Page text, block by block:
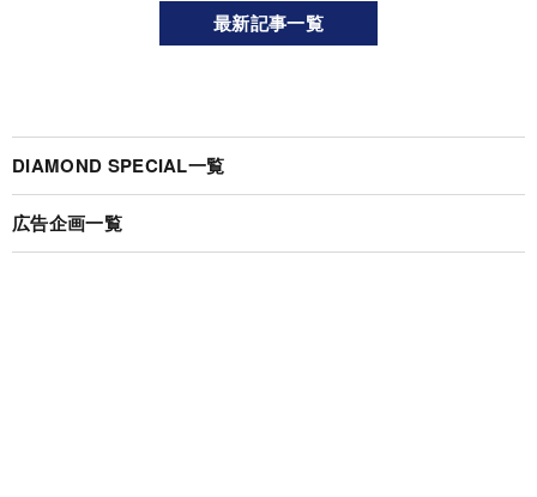
最新記事一覧
DIAMOND SPECIAL一覧
広告企画一覧